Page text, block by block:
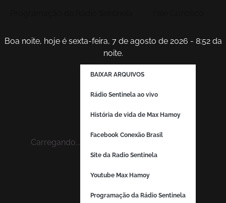
Boa noite, hoje é sexta-feira, 7 de agosto de 2026 - 8:52 da
noite.
Carregando...
BAIXAR ARQUIVOS
Rádio Sentinela ao vivo
História de vida de Max Hamoy
Facebook Conexão Brasil
Site da Radio Sentinela
Youtube Max Hamoy
Programação da Rádio Sentinela